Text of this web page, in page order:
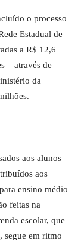
o processo
Estadual de
a R$ 12,6
– através de
da
aos alunos
aos
ensino médio
feitas na
escolar, que
segue em ritmo